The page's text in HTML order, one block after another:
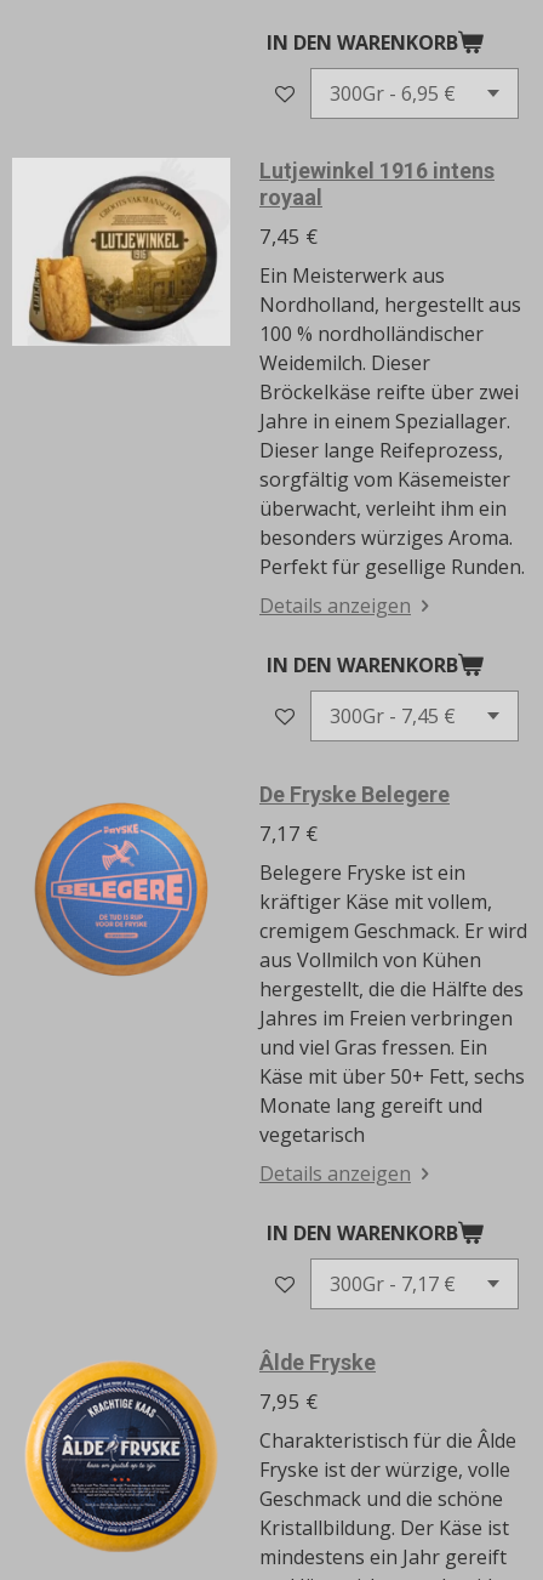
IN DEN WARENKORB
Lutjewinkel 1916 intens
royaal
7,45 €
Ein Meisterwerk aus
Nordholland, hergestellt aus
100 % nordholländischer
Weidemilch. Dieser
Bröckelkäse reifte über zwei
Jahre in einem Speziallager.
Dieser lange Reifeprozess,
sorgfältig vom Käsemeister
überwacht, verleiht ihm ein
besonders würziges Aroma.
Perfekt für gesellige Runden.
Details anzeigen
IN DEN WARENKORB
De Fryske Belegere
7,17 €
Belegere Fryske ist ein
kräftiger Käse mit vollem,
cremigem Geschmack. Er wird
aus Vollmilch von Kühen
hergestellt, die die Hälfte des
Jahres im Freien verbringen
und viel Gras fressen. Ein
Käse mit über 50+ Fett, sechs
Monate lang gereift und
vegetarisch
Details anzeigen
IN DEN WARENKORB
Âlde Fryske
7,95 €
Charakteristisch für die Âlde
Fryske ist der würzige, volle
Geschmack und die schöne
Kristallbildung. Der Käse ist
mindestens ein Jahr gereift